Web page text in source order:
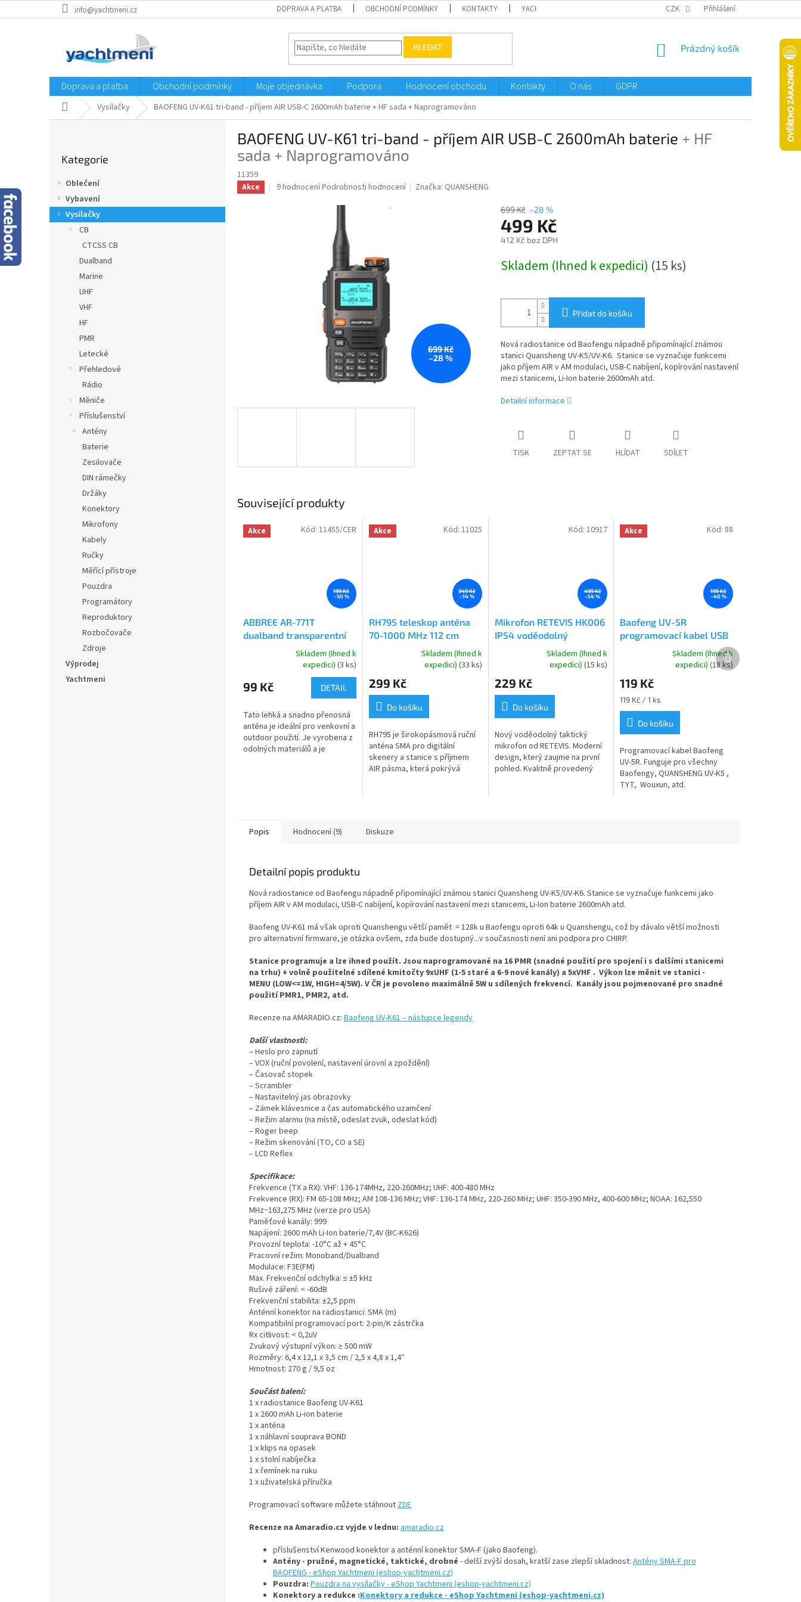
na
info@yachtmeni.cz DOPRAVA A PLATBA OBCHODNÍ PODMÍNKY KONTAKTY YACHTMENI CZK Přihlášení
HLEDAT
NÁKUPNÍ
Prázdný košík
Doprava a platba Obchodní podmínky Moje objednávka Podpora Hodnocení obchodu Kontakty O nás GDPR
Domů Vysílačky BAOFENG UV-K61 tri-band - příjem AIR USB-C 2600mAh baterie + HF sada + Naprogramováno
n
kategorie
Kategorie
Oblečení
Vybavení
Vysílačky
CB
CTCSS CB
Dualband
Marine
UHF
VHF
HF
PMR
Letecké
Přehledové
Rádio
Měniče
Příslušenství
Antény
Baterie
Zesilovače
DIN rámečky
Držáky
Konektory
Mikrofony
Kabely
Ručky
Měřící přístroje
Pouzdra
Programátory
Reproduktory
Rozbočovače
Zdroje
Výprodej
Yachtmeni
BAOFENG UV-K61 tri-band - příjem AIR USB-C 2600mAh baterie + HF
sada + Naprogramováno
11359
Akce
Průměrné
9 hodnoceníPodrobnosti hodnocení Značka: QUANSHENG
699 Kč
–28 %
699 Kč –28 %
499 Kč
412 Kč bez DPH
cena:
Skladem (Ihned k expedici) (15 ks)
Přidat do košíku
Nová radiostanice od Baofengu nápadně připomínající známou
stanici Quansheng UV-K5/UV-K6. Stanice se vyznačuje funkcemi
jako příjem AIR v AM modulaci, USB-C nabíjení, kopírování nastavení
mezi stanicemi, Li-Ion baterie 2600mAh atd.
Detailní informace
TISK ZEPTAT SE HLÍDAT SDÍLET
Související produkty
Akce
199 Kč
–50 %
ABBREE AR-771T
dualband transparentní
anténa transparentní 38
produktu
je
z
5
hvězdiček.
Skladem (Ihned k
expedici) (3 ks)
99 Kč DETAIL
Tato lehká a snadno přenosná
anténa je ideální pro venkovní a
outdoor použití. Je vyrobena z
odolných materiálů a je
Kód: 11455/CER Akce
349 Kč
–14 %
RH795 teleskop anténa
70-1000 MHz 112 cm
produktu
je
5,0
z
hvězdiček.
Skladem (Ihned k
expedici) (33 ks)
299 Kč
Do košíku
RH795 je širokopásmová ruční
anténa SMA pro digitální
skenery a stanice s příjmem
AIR pásma, která pokrývá
Kód: 11025
499 Kč
–54 %
Mikrofon RETEVIS HK006
IP54 voděodolný
produktu
je
5,0
z
hvězdiček.
Skladem (Ihned k
expedici)(15 ks)
229 Kč
Do košíku
Nový voděodolný taktický
mikrofon od RETEVIS. Moderní
design, který zaujme na první
pohled. Kvalitně provedený
Kód:10917 Akce
199 Kč
–40 %
Baofeng UV-5R
programovací kabel USB
produktu
je
4,8
Skladem (Ihned k
expedici)(18 ks)
119 Kč
Měrná
cena:
119 Kč / 1 ks
Do košíku
Programovací kabel Baofeng
UV-5R. Funguje pro všechny
Baofengy, QUANSHENG UV-K5 ,
TYT, Wouxun, atd.
Kód: 88
Další
produkt
Popis Hodnocení (9) Diskuze
Detailní popis produktu
Nová radiostanice od Baofengu nápadně připomínající známou stanici Quansheng UV-K5/UV-K6. Stanice se vyznačuje funkcemi jako
příjem AIR v AM modulaci, USB-C nabíjení, kopírování nastavení mezi stanicemi, Li-Ion baterie 2600mAh atd.
Baofeng UV-K61 má však oproti Quanshengu větší pamět = 128k u Baofengu oproti 64k u Quanshengu, což by dávalo větší možnosti
pro alternativní firmware, je otázka ovšem, zda bude dostupný...v současnosti není ani podpora pro CHIRP.
Stanice programuje a lze ihned použít. Jsou naprogramované na 16 PMR (snadné použití pro spojení i s dalšími stanicemi
na trhu) + volně použitelné sdílené kmitočty 9xUHF (1-5 staré a 6-9 nové kanály) a 5xVHF . Výkon lze měnit ve stanici -
MENU (LOW<=1W, HIGH=4/5W). V ČR je povoleno maximálně 5W u sdílených frekvencí. Kanály jsou pojmenované pro snadné
použití PMR1, PMR2, atd.
Recenze na AMARADIO.cz: Baofeng UV-K61 – nástupce legendy
Další vlastnosti:
– Heslo pro zapnutí
– VOX (ruční povolení, nastavení úrovní a zpoždění)
– Časovač stopek
– Scrambler
– Nastavitelný jas obrazovky
– Zámek klávesnice a čas automatického uzamčení
– Režim alarmu (na místě, odeslat zvuk, odeslat kód)
– Roger beep
– Režim skenování (TO, CO a SE)
– LCD Reflex
Specifikace:
Frekvence (TX a RX): VHF: 136-174MHz, 220-260MHz; UHF: 400-480 MHz
Frekvence (RX): FM 65-108 MHz; AM 108-136 MHz; VHF: 136-174 MHz, 220-260 MHz; UHF: 350-390 MHz, 400-600 MHz; NOAA: 162,550
MHz~163,275 MHz (verze pro USA)
Paměťové kanály: 999
Napájení: 2600 mAh Li-Ion baterie/7,4V (BC-K626)
Provozní teplota: -10°C až + 45°C
Pracovní režim: Monoband/Dualband
Modulace: F3E(FM)
Max. Frekvenční odchylka: ≤ ±5 kHz
Rušivé záření: < -60dB
Frekvenční stabilita: ±2,5 ppm
Anténní konektor na radiostanici: SMA (m)
Kompatibilní programovací port: 2-pin/K zástrčka
Rx citlivost: < 0,2uV
Zvukový výstupní výkon: ≥ 500 mW
Rozměry: 6,4 x 12,1 x 3,5 cm / 2,5 x 4,8 x 1,4″
Hmotnost: 270 g / 9,5 oz
Součást balení:
1 x radiostanice Baofeng UV-K61
1 x 2600 mAh Li-ion baterie
1 x anténa
1 x náhlavní souprava BOND
1 x klips na opasek
1 x stolní nabíječka
1 x řemínek na ruku
1 x uživatelská příručka
Programovací software můžete stáhnout ZDE
Recenze na Amaradio.cz vyjde v lednu: amaradio.cz
příslušenství Kenwood konektor a anténní konektor SMA-F (jako Baofeng).
Antény - pružné, magnetické, taktické, drobné - delší zvýší dosah, kratší zase zlepší skladnost: Antény SMA-F pro
BAOFENG - eShop Yachtmeni (eshop-yachtmeni.cz)
Pouzdra: Pouzdra na vysílačky - eShop Yachtmeni (eshop-yachtmeni.cz)
Konektory a redukce :Konektory a redukce - eShop Yachtmeni (eshop-yachtmeni.cz)